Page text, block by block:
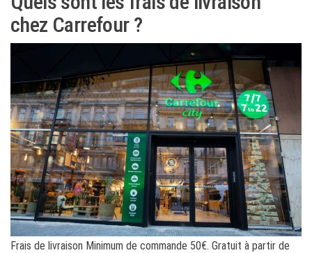
chez Carrefour ?
Frais de livraison Minimum de commande 50€. Gratuit à partir de